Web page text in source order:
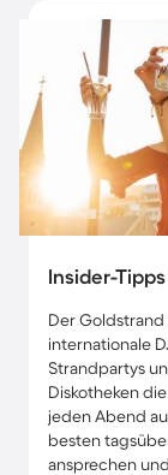
Insider-
Der Goldstrand
internationale
Strandpartys
Diskotheken
jeden Abend
besten
ansprechen